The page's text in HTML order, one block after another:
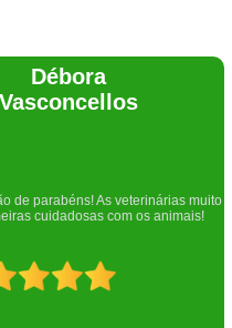
Lethícia
Regina
meu cachorro com a doutora
atenciosa. Adorei o lugar e a
recepção!